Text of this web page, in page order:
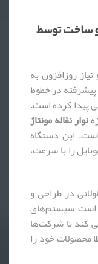
و ساخت توسط
روزافزون به
پیشرفته در خطوط
پیدا کرده است.
نوار نقاله مونتاژ
است. این دستگاه
را با سرعت،
در طراحی و
است سیستم‌های
کند تا شرکت‌ها
محصولات خود را